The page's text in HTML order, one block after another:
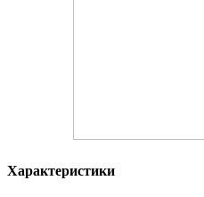
Характеристики